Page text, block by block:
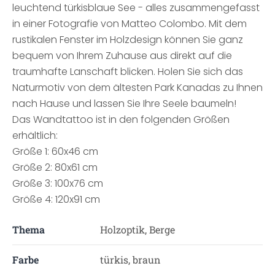
leuchtend türkisblaue See - alles zusammengefasst
in einer Fotografie von Matteo Colombo. Mit dem
rustikalen Fenster im Holzdesign können Sie ganz
bequem von Ihrem Zuhause aus direkt auf die
traumhafte Lanschaft blicken. Holen Sie sich das
Naturmotiv von dem ältesten Park Kanadas zu Ihnen
nach Hause und lassen Sie Ihre Seele baumeln!
Das Wandtattoo ist in den folgenden Größen
erhältlich:
Größe 1: 60x46 cm
Größe 2: 80x61 cm
Größe 3: 100x76 cm
Größe 4: 120x91 cm
Thema Holzoptik, Berge
Farbe türkis, braun